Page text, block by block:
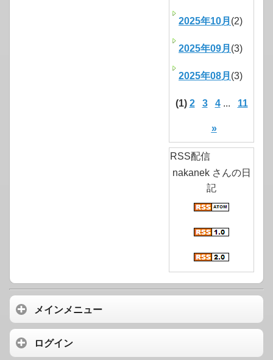
2025年10月 (2)
2025年09月 (3)
2025年08月 (3)
(1) 2 3 4... 11
»
RSS配信
nakanek さんの日
記
メインメニュー
ログイン